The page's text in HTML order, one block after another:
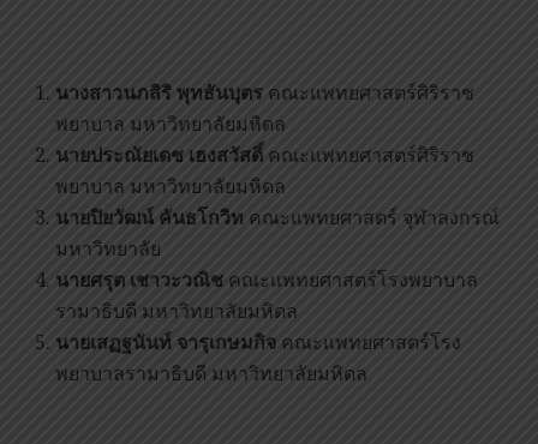
นางสาวนภสิริ พุทธันบุตรคณะแพทยศาสตร์ศิริราช
พยาบาล มหาวิทยาลัยมหิดล
นายประณัยเดช เฮงสวัสดิ์ คณะแพทยศาสตร์ศิริราช
พยาบาล มหาวิทยาลัยมหิดล
นายปิยวัฒน์ คันธโกวิท คณะแพทยศาสตร์ จุฬาลงกรณ์
มหาวิทยาลัย
นายศรุต เชาวะวณิช คณะแพทยศาสตร์โรงพยาบาล
รามาธิบดี มหาวิทยาลัยมหิดล
นายเสฏฐนันท์ จารุเกษมกิจ คณะแพทยศาสตร์โรง
พยาบาลรามาธิบดี มหาวิทยาลัยมหิดล